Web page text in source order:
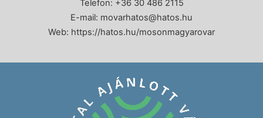
Telefon: +36 30 486 2115
E-mail: movarhatos@hatos.hu
Web: https://hatos.hu/mosonmagyarovar